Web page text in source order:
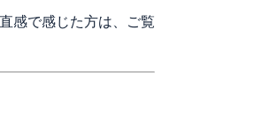
感で感じた方は、ご覧